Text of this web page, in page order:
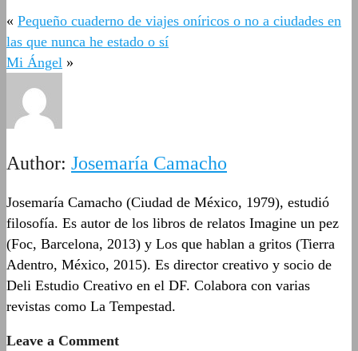
« Pequeño cuaderno de viajes oníricos o no a ciudades en
las que nunca he estado o sí
Mi Ángel »
Author: Josemaría Camacho
Josemaría Camacho (Ciudad de México, 1979), estudió
filosofía. Es autor de los libros de relatos Imagine un pez
(Foc, Barcelona, 2013) y Los que hablan a gritos (Tierra
Adentro, México, 2015). Es director creativo y socio de
Deli Estudio Creativo en el DF. Colabora con varias
revistas como La Tempestad.
Leave a Comment